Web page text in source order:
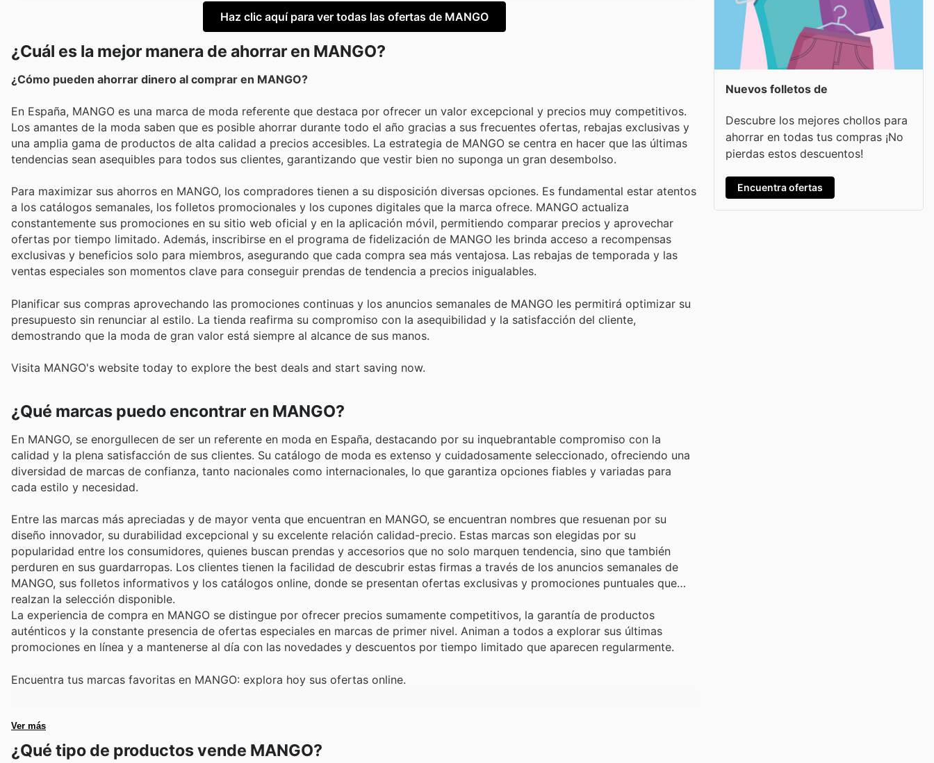
Haz clic aquí para ver todas las ofertas de MANGO
¿Cuál es la mejor manera de ahorrar en MANGO?
¿Cómo pueden ahorrar dinero al comprar en MANGO?
En España, MANGO es una marca de moda referente que destaca por ofrecer un valor excepcional y precios muy competitivos.
Los amantes de la moda saben que es posible ahorrar durante todo el año gracias a sus frecuentes ofertas, rebajas exclusivas y
una amplia gama de productos de alta calidad a precios accesibles. La estrategia de MANGO se centra en hacer que las últimas
tendencias sean asequibles para todos sus clientes, garantizando que vestir bien no suponga un gran desembolso.
Para maximizar sus ahorros en MANGO, los compradores tienen a su disposición diversas opciones. Es fundamental estar atentos
a los catálogos semanales, los folletos promocionales y los cupones digitales que la marca ofrece. MANGO actualiza
constantemente sus promociones en su sitio web oficial y en la aplicación móvil, permitiendo comparar precios y aprovechar
ofertas por tiempo limitado. Además, inscribirse en el programa de fidelización de MANGO les brinda acceso a recompensas
exclusivas y beneficios solo para miembros, asegurando que cada compra sea más ventajosa. Las rebajas de temporada y las
ventas especiales son momentos clave para conseguir prendas de tendencia a precios inigualables.
Planificar sus compras aprovechando las promociones continuas y los anuncios semanales de MANGO les permitirá optimizar su
presupuesto sin renunciar al estilo. La tienda reafirma su compromiso con la asequibilidad y la satisfacción del cliente,
demostrando que la moda de gran valor está siempre al alcance de sus manos.
Visita MANGO's website today to explore the best deals and start saving now.
¿Qué marcas puedo encontrar en MANGO?
En MANGO, se enorgullecen de ser un referente en moda en España, destacando por su inquebrantable compromiso con la
calidad y la plena satisfacción de sus clientes. Su catálogo de moda es extenso y cuidadosamente seleccionado, ofreciendo una
diversidad de marcas de confianza, tanto nacionales como internacionales, lo que garantiza opciones fiables y variadas para
cada estilo y necesidad.
Entre las marcas más apreciadas y de mayor venta que encuentran en MANGO, se encuentran nombres que resuenan por su
diseño innovador, su durabilidad excepcional y su excelente relación calidad-precio. Estas marcas son elegidas por su
popularidad entre los consumidores, quienes buscan prendas y accesorios que no solo marquen tendencia, sino que también
perduren en sus guardarropas. Los clientes tienen la facilidad de descubrir estas firmas a través de los anuncios semanales de
MANGO, sus folletos informativos y los catálogos online, donde se presentan ofertas exclusivas y promociones puntuales que
realzan la selección disponible.
La experiencia de compra en MANGO se distingue por ofrecer precios sumamente competitivos, la garantía de productos
auténticos y la constante presencia de ofertas especiales en marcas de primer nivel. Animan a todos a explorar sus últimas
promociones en línea y a mantenerse al día con las novedades y descuentos por tiempo limitado que aparecen regularmente.
Encuentra tus marcas favoritas en MANGO: explora hoy sus ofertas online.
Ver más
¿Qué tipo de productos vende MANGO?
Nuevos folletos de
Descubre los mejores chollos para
ahorrar en todas tus compras ¡No
pierdas estos descuentos!
Encuentra ofertas